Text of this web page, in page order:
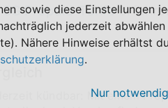
5G Prepaid-Tarife
kündbar: Mit einem
sowie diese Einstellungen
jederzeit
Nähere Hinweise erhältst
.
Nur